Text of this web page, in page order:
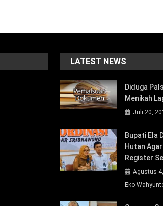
LATEST NEWS
Diduga
Menikah
Juli 20,
Bupati Ela
Hutan
Register
Agustus
Eko